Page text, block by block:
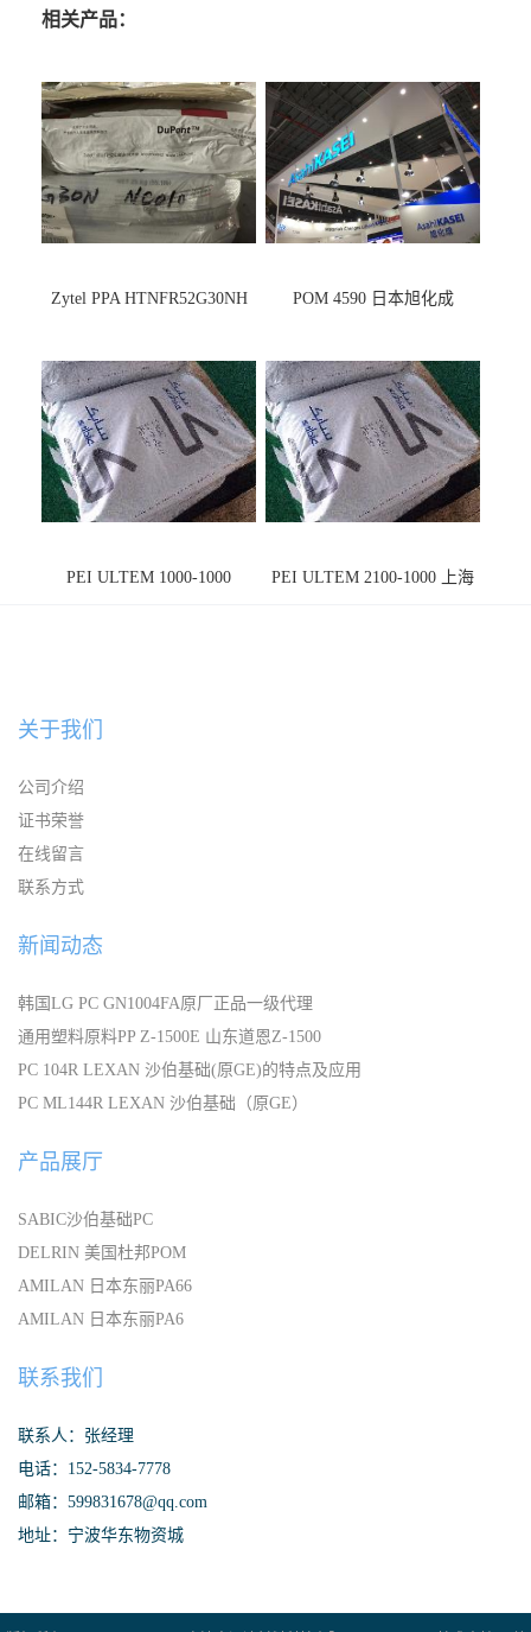
相关产品：
Zytel PPA HTNFR52G30NH POM 4590 日本旭化成
PEI ULTEM 1000-1000
PEI ULTEM 2100-1000 上海
关于我们
公司介绍
证书荣誉
在线留言
联系方式
新闻动态
韩国LG PC GN1004FA原厂正品一级代理
通用塑料原料PP Z-1500E 山东道恩Z-1500
PC 104R LEXAN 沙伯基础(原GE)的特点及应用
PC ML144R LEXAN 沙伯基础（原GE）
产品展厅
SABIC沙伯基础PC
DELRIN 美国杜邦POM
AMILAN 日本东丽PA66
AMILAN 日本东丽PA6
联系我们
联系人：张经理
电话：152-5834-7778
邮箱：599831678@qq.com
地址：宁波华东物资城